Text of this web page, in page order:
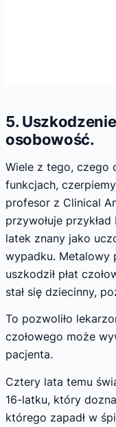
5.
osobowość.
Wiele z tego, czego
funkcjach,
profesor z Clinical
przywołuje
latek znany jako
wypadku. Metalowy
uszkodził płat
stał się dziecinny,
To pozwoliło
czołowego może
pacjenta.
Cztery lata temu
16-latku, który
którego zapadł w